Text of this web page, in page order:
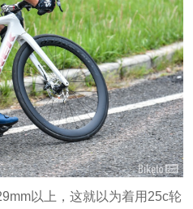
以上，这就以为着用25c轮